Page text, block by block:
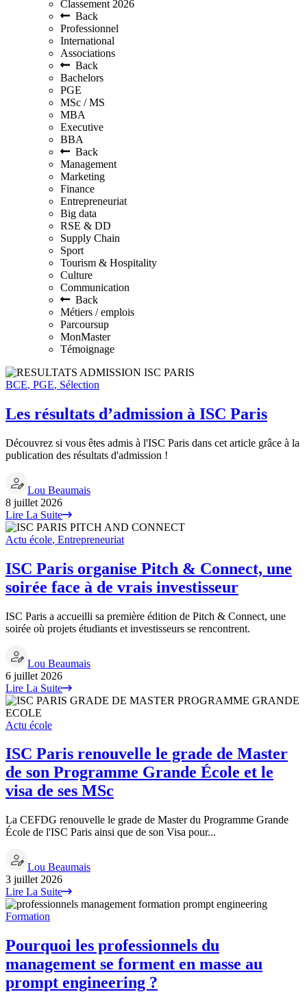
Classement 2026
Back
Professionnel
International
Associations
Back
Bachelors
PGE
MSc / MS
MBA
Executive
BBA
Back
Management
Marketing
Finance
Entrepreneuriat
Big data
RSE & DD
Supply Chain
Sport
Tourism & Hospitality
Culture
Communication
Back
Métiers / emplois
Parcoursup
MonMaster
Témoignage
BCE, PGE, Sélection
Les résultats d’admission à ISC Paris
Découvrez si vous êtes admis à l'ISC Paris dans cet article grâce à la
publication des résultats d'admission !
Lou Beaumais
8 juillet 2026
Lire La Suite
Actu école, Entrepreneuriat
ISC Paris organise Pitch & Connect, une
soirée face à de vrais investisseur
ISC Paris a accueilli sa première édition de Pitch & Connect, une
soirée où projets étudiants et investisseurs se rencontrent.
Lou Beaumais
6 juillet 2026
Lire La Suite
Actu école
ISC Paris renouvelle le grade de Master
de son Programme Grande École et le
visa de ses MSc
La CEFDG renouvelle le grade de Master du Programme Grande
École de l'ISC Paris ainsi que de son Visa pour...
Lou Beaumais
3 juillet 2026
Lire La Suite
Formation
Pourquoi les professionnels du
management se forment en masse au
prompt engineering ?